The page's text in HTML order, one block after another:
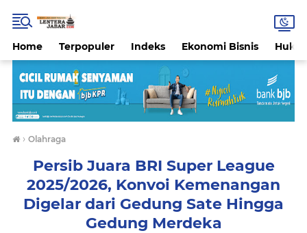
Home Terpopuler Indeks Ekonomi Bisnis
› Olahraga
Persib Juara BRI Super League
2025/2026, Konvoi Kemenangan
Digelar dari Gedung Sate Hingga
Gedung Merdeka